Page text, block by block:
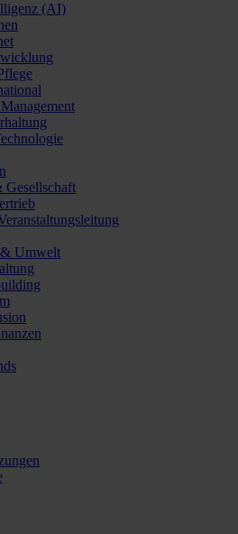
(AI)
Umwelt